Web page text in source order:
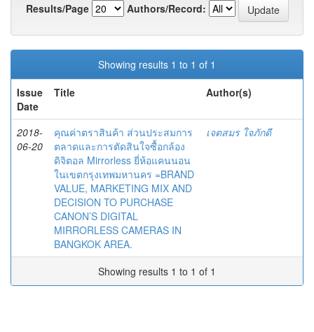
Results/Page
Authors/Record:
Showing results 1 to 1 of 1
Issue
Date
Title Author(s)
2018-
06-20
คุณค่าตราสินค้า ส่วนประสมการ
ตลาดและการตัดสินใจซื้อกล้อง
ดิจิตอล Mirrorless ยี่ห้อแคนนอน
ในเขตกรุงเทพมหานคร =BRAND
VALUE, MARKETING MIX AND
DECISION TO PURCHASE
CANON’S DIGITAL
MIRRORLESS CAMERAS IN
BANGKOK AREA.
เจตสมร ใจภักดี
Showing results 1 to 1 of 1